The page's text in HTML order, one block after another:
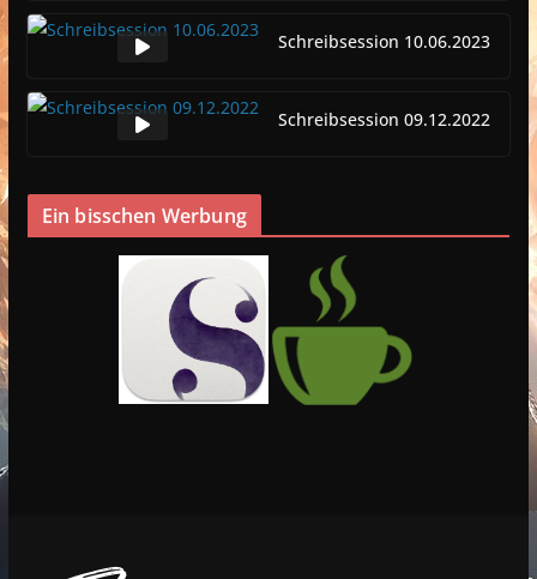
Schreibsession 10.06.2023
Schreibsession 09.12.2022
Ein bisschen Werbung